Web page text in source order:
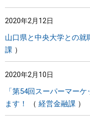
2020年2月12日
山口県と中央大学との就
課
2020年2月10日
「第54回スーパーマー
ます！
経営金融課